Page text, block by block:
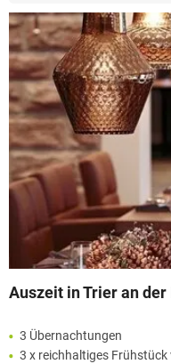
Auszeit in Trier an
3 Übernachtungen
3 x reichhaltiges